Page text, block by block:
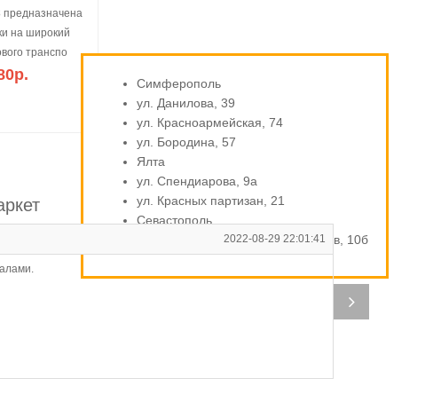
предназначена
на широкий
транспо
2022-08-29 22:01:41
Симферополь
ул. Данилова, 39
ул. Красноармейская, 74
ул. Бородина, 57
Ялта
ул. Спендиарова, 9а
ул. Красных партизан, 21
Севастополь
ул. Индустриальная / Стахановцев, 10б